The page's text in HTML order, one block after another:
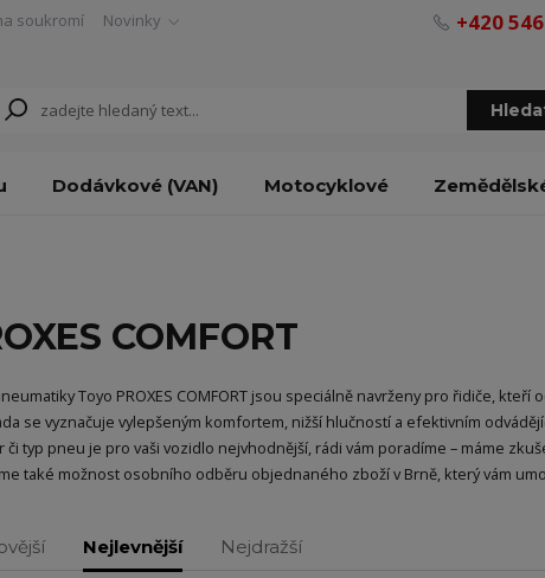
soukromí Novinky +420
Dodávkové (VAN) Motocyklové
COMFORT
Toyo PROXES COMFORT jsou speciálně navrženy pro řidiče,
se vyznačuje vylepšeným komfortem, nižší hlučností a efektivním
či typ pneu je pro vaši vozidlo nejvhodnější, rádi vám poradíme – máme
také možnost osobního odběru objednaného zboží v Brně, který vám
Nejlevnější Nejdražší